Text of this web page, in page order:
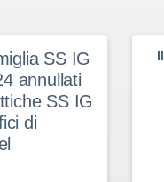
SS IG
annullati
SS IG
di